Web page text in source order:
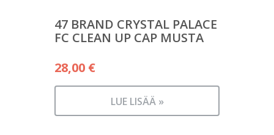
47 BRAND CRYSTAL PALACE
FC CLEAN UP CAP MUSTA
28,00 €
LUE LISÄÄ »